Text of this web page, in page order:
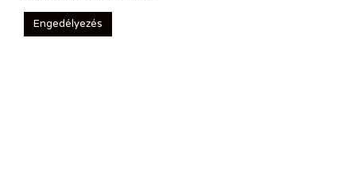
Engedélyezés